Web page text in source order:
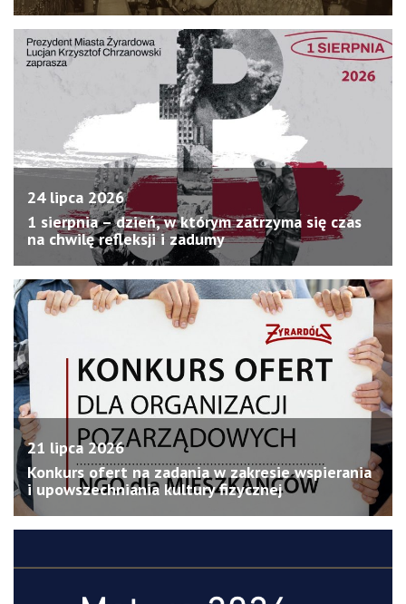
24 lipca 2026
1 sierpnia – dzień, w którym zatrzyma się czas
na chwilę refleksji i zadumy
21 lipca 2026
Konkurs ofert na zadania w zakresie wspierania
i upowszechniania kultury fizycznej